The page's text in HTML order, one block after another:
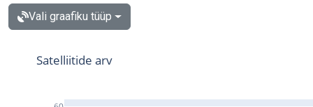
Vali graafiku tüüp
Satelliitide arv